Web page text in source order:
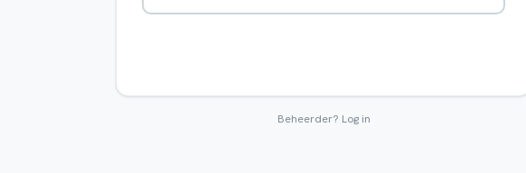
Beheerder? Log in